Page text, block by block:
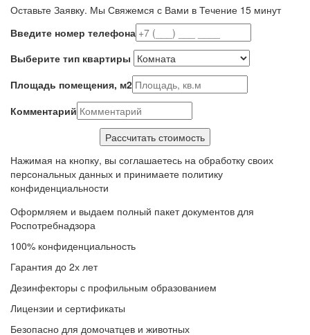
Оставьте Заявку. Мы Свяжемся с Вами в Течение 15 минут
Введите номер телефона
Выберите тип квартиры
Площадь помещения, м2
Комментарий
Нажимая на кнопку, вы соглашаетесь на обработку своих
персональных данных и принимаете политику
конфиденциальности
Оформляем и выдаем полный пакет документов для
Роспотребнадзора
100% конфиденциальность
Гарантия до 2х лет
Дезинфекторы с профильным образованием
Лицензии и сертификаты
Безопасно для домочатцев и животных